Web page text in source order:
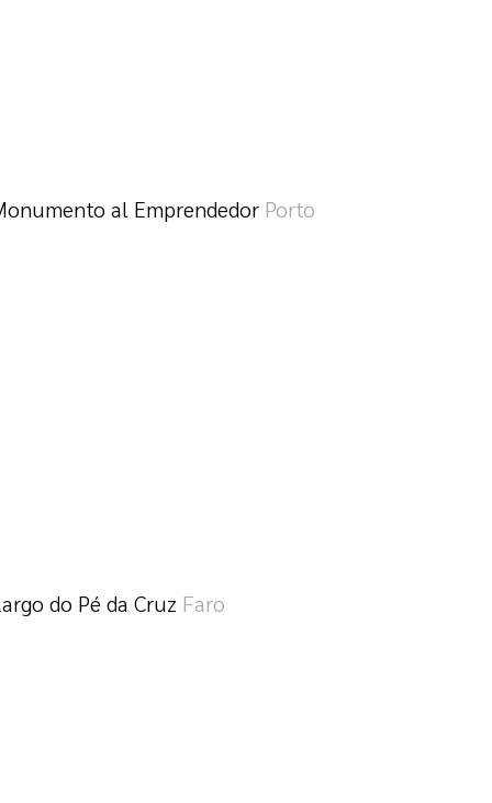
al Emprendedor Porto
do Pé da Cruz Faro